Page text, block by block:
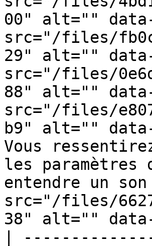
00" alt="" data-
src="/files/
29" alt="" data-
src="/files/
88" alt="" data-
src="/files/
b9" alt="" data-
Vous
les paramètres
entendre un
src="/files/
38" alt=""
|